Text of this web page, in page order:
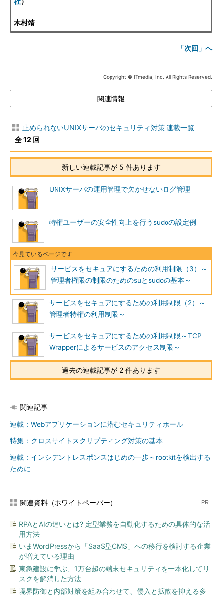
木村靖
「次回」へ
Copyright © ITmedia, Inc. All Rights Reserved.
関連情報
止められないUNIXサーバのセキュリティ対策 連載一覧
全 12 回
新しい連載記事が 5 件あります
UNIXサーバの運用管理で欠かせないログ管理
特権ユーザーの安全性向上を行うsudoの設定例
サービスをセキュアにするための利用制限（3）～
管理者権限の制限のためのsuとsudoの基本～
サービスをセキュアにするための利用制限（2）～
管理者特権の利用制限～
サービスをセキュアにするための利用制限～TCP
Wrapperによるサービスのアクセス制限～
過去の連載記事が 2 件あります
関連記事
連載：Webアプリケーションに潜むセキュリティホール
特集：クロスサイトスクリプティング対策の基本
連載：インシデントレスポンスはじめの一歩～rootkitを検出する
ために
関連資料（ホワイトペーパー） PR
RPAとAIの違いとは? 定型業務を自動化するための具体的な活
用方法
いまWordPressから「SaaS型CMS」への移行を検討する企業
が増えている理由
東急建設に学ぶ、1万台超の端末セキュリティを一本化してリ
スクを解消した方法
境界防御と内部対策を組み合わせて、侵入と拡散を抑える多